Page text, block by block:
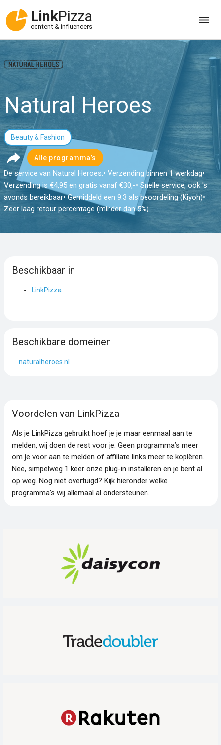
LinkPizza
content & influencers
Natural Heroes
Beauty & Fashion
Alle programma’s
De service van Natural Heroes:• Verzending binnen 1 werkdag•
Verzending is €4,95 en gratis vanaf €30,-• Snelle service, ook 's
avonds bereikbaar• Gemiddeld een 9.3 als beoordeling (Kiyoh)•
Zeer laag retour percentage (minder dan 5%)
Beschikbaar in
LinkPizza
Beschikbare domeinen
naturalheroes.nl
Voordelen van LinkPizza
Als je LinkPizza gebruikt hoef je je maar eenmaal aan te
melden, wij doen de rest voor je. Geen programma’s meer
om je voor aan te melden of affiliate links meer te kopiëren.
Nee, simpelweg 1 keer onze plug-in installeren en je bent al
op weg. Nog niet overtuigd? Kijk hieronder welke
programma’s wij allemaal al ondersteunen.